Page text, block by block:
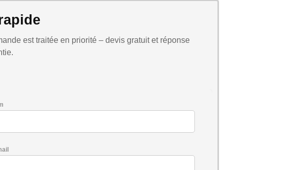
est traitée en priorité – devis gratuit et réponse